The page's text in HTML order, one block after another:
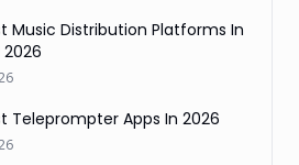
Music Distribution Platforms In
Teleprompter Apps In 2026